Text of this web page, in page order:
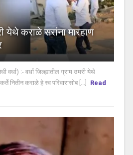
येथे कराळे सरांना मारहाण
वर्धा) :- वर्धा जिल्ह्यातील ग्राम उमरी येथे
नितीन कराळे हे स्व परिवारासोब [...]
Read